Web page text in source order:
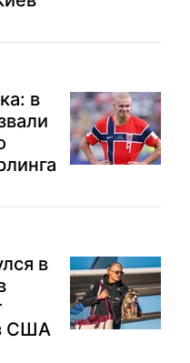
в
в
США